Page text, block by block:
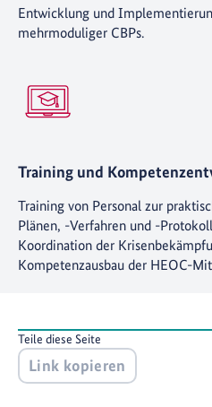
Entwicklung und
mehrmoduliger CBPs.
Training und
Training von Personal zur
Plänen, -Verfahren und -
Koordination der
Kompetenzausbau der HEOC-
Teile diese Seite
Link kopieren